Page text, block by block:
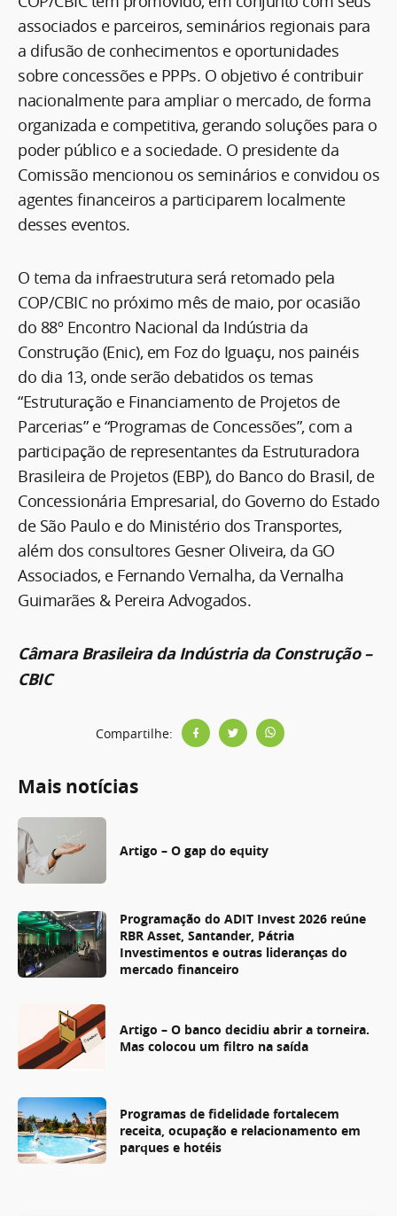
associados e parceiros, seminários regionais para
a difusão de conhecimentos e oportunidades
sobre concessões e PPPs. O objetivo é contribuir
nacionalmente para ampliar o mercado, de forma
organizada e competitiva, gerando soluções para o
poder público e a sociedade. O presidente da
Comissão mencionou os seminários e convidou os
agentes financeiros a participarem localmente
desses eventos.
O tema da infraestrutura será retomado pela
COP/CBIC no próximo mês de maio, por ocasião
do 88º Encontro Nacional da Indústria da
Construção (Enic), em Foz do Iguaçu, nos painéis
do dia 13, onde serão debatidos os temas
“Estruturação e Financiamento de Projetos de
Parcerias” e “Programas de Concessões”, com a
participação de representantes da Estruturadora
Brasileira de Projetos (EBP), do Banco do Brasil, de
Concessionária Empresarial, do Governo do Estado
de São Paulo e do Ministério dos Transportes,
além dos consultores Gesner Oliveira, da GO
Associados, e Fernando Vernalha, da Vernalha
Guimarães & Pereira Advogados.
Câmara Brasileira da Indústria da Construção –
CBIC
Compartilhe:
Mais notícias
Artigo – O gap do equity
Programação do ADIT Invest 2026 reúne
RBR Asset, Santander, Pátria
Investimentos e outras lideranças do
mercado financeiro
Artigo – O banco decidiu abrir a torneira.
Mas colocou um filtro na saída
Programas de fidelidade fortalecem
receita, ocupação e relacionamento em
parques e hotéis